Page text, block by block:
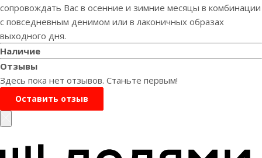
сопровождать Вас в осенние и зимние месяцы в комбинации
с повседневным денимом или в лаконичных образах
выходного дня.
Наличие
Отзывы
Здесь пока нет отзывов. Станьте первым!
Оставить отзыв